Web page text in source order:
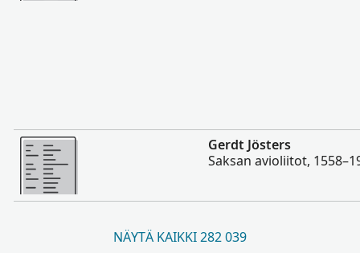
Enemmän
Gerdt Jösters
Saksan avioliitot,
NÄYTÄ KAIKKI 282 039